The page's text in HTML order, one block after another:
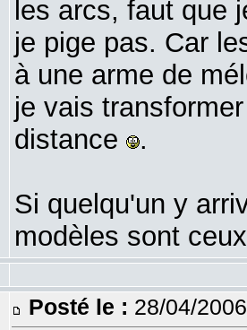
les arcs, faut que
je pige pas. Car
à une arme de
je vais
distance
.
Si quelqu'un y
modèles sont
Posté le : 28/04/